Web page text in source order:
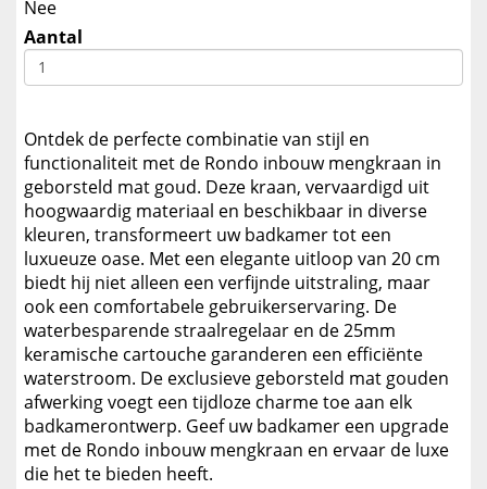
Nee
Aantal
Ontdek de perfecte combinatie van stijl en
functionaliteit met de Rondo inbouw mengkraan in
geborsteld mat goud. Deze kraan, vervaardigd uit
hoogwaardig materiaal en beschikbaar in diverse
kleuren, transformeert uw badkamer tot een
luxueuze oase. Met een elegante uitloop van 20 cm
biedt hij niet alleen een verfijnde uitstraling, maar
ook een comfortabele gebruikerservaring. De
waterbesparende straalregelaar en de 25mm
keramische cartouche garanderen een efficiënte
waterstroom. De exclusieve geborsteld mat gouden
afwerking voegt een tijdloze charme toe aan elk
badkamerontwerp. Geef uw badkamer een upgrade
met de Rondo inbouw mengkraan en ervaar de luxe
die het te bieden heeft.